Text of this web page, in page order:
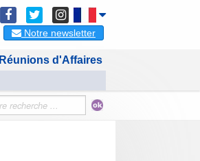
Notre newsletter
Réunions d'Affaires